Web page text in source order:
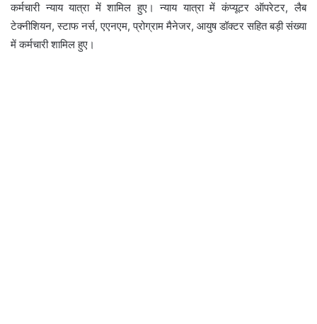
कर्मचारी न्याय यात्रा में शामिल हुए। न्याय यात्रा में कंप्यूटर ऑपरेटर, लैब
टेक्नीशियन, स्टाफ नर्स, एएनएम, प्रोग्राम मैनेजर, आयुष डॉक्टर सहित बड़ी संख्या
में कर्मचारी शामिल हुए।